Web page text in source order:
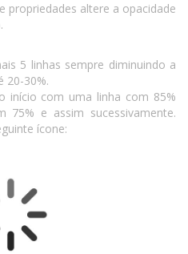
propriedades altere a opacidade
5 linhas sempre diminuindo a
20-30%.
início com uma linha com 85%
75% e assim sucessivamente.
ícone: